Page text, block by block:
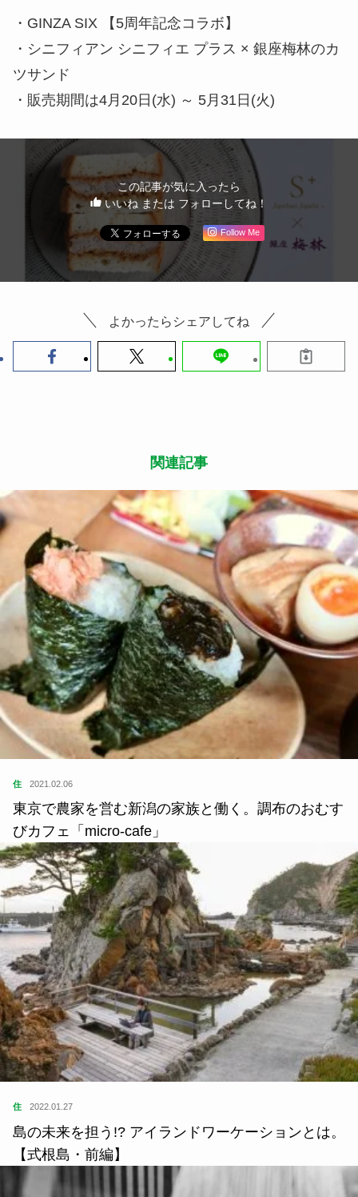
・GINZA SIX 【5周年記念コラボ】
・シニフィアン シニフィエ プラス × 銀座梅林のカ
ツサンド
・販売期間は4月20日(水) ～ 5月31日(火)
この記事が気に入ったら
いいね または フォローしてね！
Follow Me
よかったらシェアしてね
関連記事
住 2021.02.06
東京で農家を営む新潟の家族と働く。調布のおむす
びカフェ「micro-cafe」
住 2022.01.27
島の未来を担う!? アイランドワーケーションとは。
【式根島・前編】